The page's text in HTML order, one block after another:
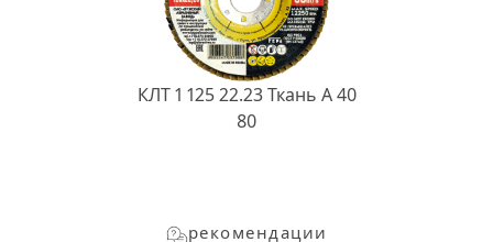
КЛТ 1 125 22.23 Ткань A 40
80
рекомендации